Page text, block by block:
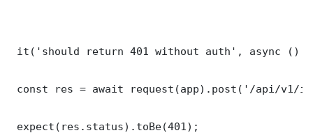
it('should return 401 without auth', async ()
const res = await request(app).post('/api/v1/
expect(res.status).toBe(401);